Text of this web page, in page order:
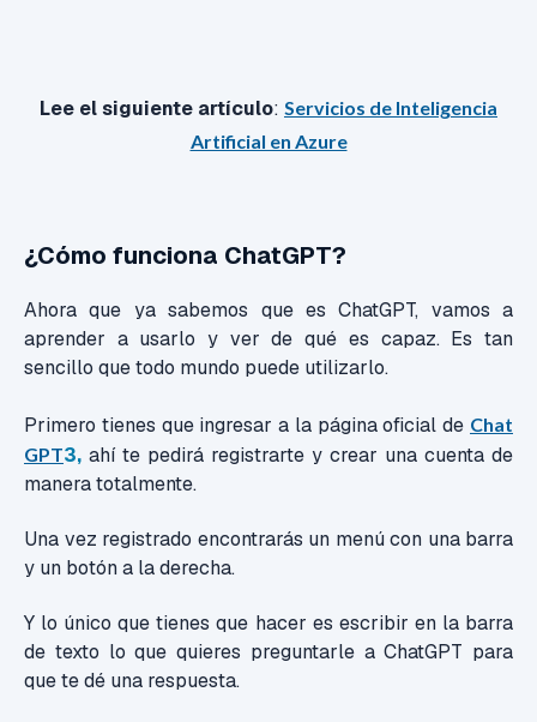
Lee el siguiente artículo: Servicios de Inteligencia
Artificial en Azure
¿Cómo funciona ChatGPT?
Ahora que ya sabemos que es ChatGPT, vamos a
aprender a usarlo y ver de qué es capaz.Es tan
sencillo que todo mundo puede utilizarlo.
Primero tienes que ingresar a la página oficial de Chat
GPT3, ahí te pedirá registrarte y crear una cuenta de
manera totalmente.
Una vez registrado encontrarás un menú con una barra
y un botón a la derecha.
Y lo único que tienes que hacer es escribir en la barra
de texto lo que quieres preguntarle a ChatGPT para
que te dé una respuesta.